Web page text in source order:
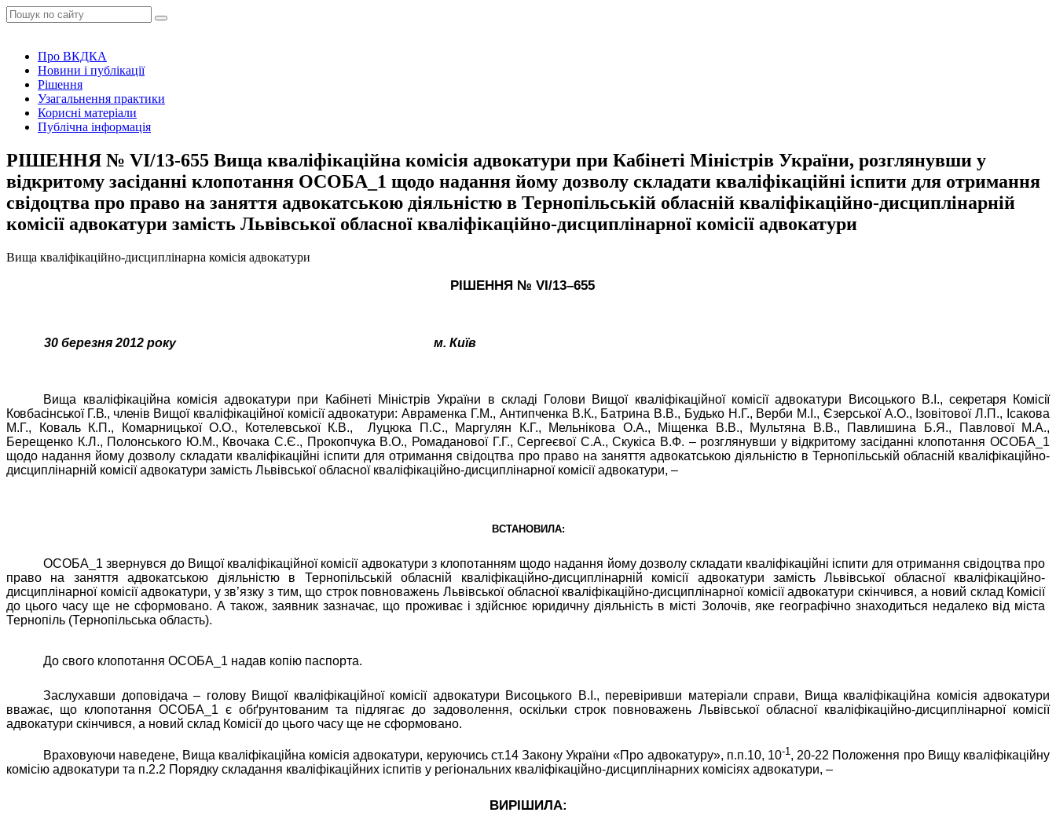
Про ВКДКА
Новини і публікації
Рішення
Узагальнення практики
Корисні матеріали
Публічна інформація
РІШЕННЯ № VІ/13-655 Вища кваліфікаційна комісія адвокатури при Кабінеті Міністрів України, розглянувши у
відкритому засіданні клопотання ОСОБА_1 щодо надання йому дозволу складати кваліфікаційні іспити для отримання
свідоцтва про право на заняття адвокатською діяльністю в Тернопільській обласній кваліфікаційно-дисциплінарній
комісії адвокатури замість Львівської обласної кваліфікаційно-дисциплінарної комісії адвокатури
Вища кваліфікаційно-дисциплінарна комісія адвокатури
РІШЕННЯ № VІ/13–655
30 березня 2012 року м. Київ
Вища кваліфікаційна комісія адвокатури при Кабінеті Міністрів України в складі Голови Вищої кваліфікаційної комісії адвокатури Висоцького В.І.,секретаря Комісії
Ковбасінської Г.В., членів Вищої кваліфікаційної комісії адвокатури: Авраменка Г.М., Антипченка В.К., Батрина В.В., Будько Н.Г., Верби М.І., Єзерської А.О., Ізовітової Л.П., Ісакова
М.Г., Коваль К.П., Комарницької О.О., Котелевської К.В.,
Луцюка П.С., Маргулян К.Г., Мельнікова О.А., Міщенка В.В., Мультяна В.В., Павлишина
Б.Я., Павлової М.А.,
Берещенко К.Л., Полонського Ю.М., Квочака С.Є., Прокопчука В.О., Ромаданової Г.Г., Сергеєвої С.А., Скукіса В.Ф. –розглянувши у відкритому засіданні клопотання ОСОБА_1
щодо надання йому дозволу складати кваліфікаційні іспити для отримання свідоцтва про право на заняття адвокатською діяльністю в Тернопільській обласній кваліфікаційно-
дисциплінарній комісії адвокатури замість Львівської обласної кваліфікаційно-дисциплінарної комісії адвокатури, –
ВСТАНОВИЛА:
ОСОБА_1 звернувся до Вищої кваліфікаційної комісії адвокатури з клопотанням щодо надання йому дозволу складати кваліфікаційні іспити для отримання свідоцтва про
право на заняття адвокатською діяльністю в Тернопільській обласній кваліфікаційно-дисциплінарній комісії адвокатури замість Львівської обласної кваліфікаційно-
дисциплінарної комісії адвокатури, у зв’язку з тим, що строк повноважень Львівської обласної кваліфікаційно-дисциплінарної комісії адвокатури скінчився, а новий склад Комісії
до цього часу ще не сформовано. А також, заявник зазначає, що проживає і здійснює юридичну діяльність в місті Золочів, яке географічно знаходиться недалеко від міста
Тернопіль (Тернопільська область).
До свого клопотання ОСОБА_1 надав копію паспорта.
Заслухавши доповідача – голову Вищої кваліфікаційної комісії адвокатури Висоцького В.І., перевіривши матеріали справи, Вища кваліфікаційна комісія адвокатури
вважає, що клопотання ОСОБА_1 є обґрунтованим та підлягає до задоволення, оскільки строк повноважень Львівської обласної кваліфікаційно-дисциплінарної комісії
адвокатури скінчився, а новий склад Комісії до цього часу ще не сформовано.
Враховуючи наведене, Вища кваліфікаційна комісія адвокатури, керуючись ст.14 Закону України «Про адвокатуру», п.п.10, 10-1, 20-22 Положення про Вищу кваліфікаційну
комісію адвокатури та п.2.2 Порядку складання кваліфікаційних іспитів у регіональних кваліфікаційно-дисциплінарних комісіях адвокатури, –
ВИРІШИЛА: